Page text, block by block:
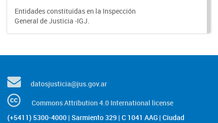
Entidades constituidas en la Inspección
General de Justicia -IGJ.
datosjusticia@jus.gov.ar
Commons Attribution 4.0 International license
(+5411) 5300-4000 | Sarmiento 329 | C 1041 AAG | Ciudad